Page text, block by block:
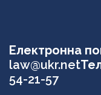
Електронна
law@ukr.net
54-21-57